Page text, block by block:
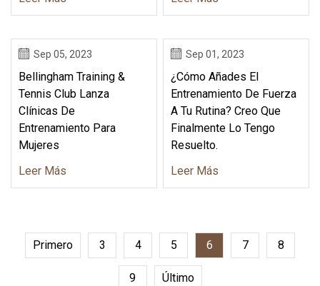
Sep 05, 2023
Bellingham Training &
Tennis Club Lanza
Clínicas De
Entrenamiento Para
Mujeres
Leer Más
Sep 01, 2023
¿Cómo Añades El
Entrenamiento De Fuerza
A Tu Rutina? Creo Que
Finalmente Lo Tengo
Resuelto.
Leer Más
Primero 3 4 5 6 7 8
9 Último